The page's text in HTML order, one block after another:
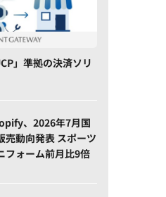
」準拠の決済ソリ
、2026年7月国
売動向発表 スポーツ
フォーム前月比9倍